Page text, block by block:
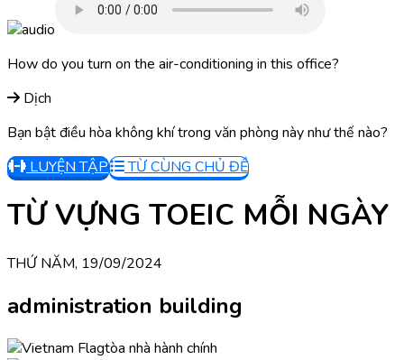
How do you turn on the air-conditioning in this office?
Dịch
Bạn bật điều hòa không khí trong văn phòng này như thế nào?
LUYỆN TẬP
TỪ CÙNG CHỦ ĐỀ
TỪ VỰNG TOEIC MỖI NGÀY
THỨ NĂM, 19/09/2024
administration building
tòa nhà hành chính